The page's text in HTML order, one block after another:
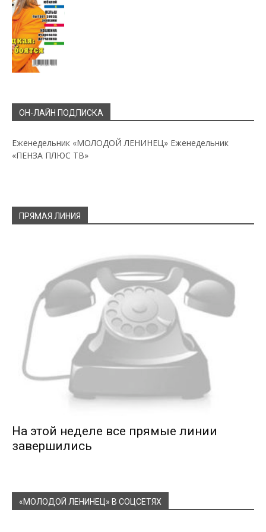
ОН-ЛАЙН ПОДПИСКА
Еженедельник «МОЛОДОЙ ЛЕНИНЕЦ» Еженедельник
«ПЕНЗА ПЛЮС ТВ»
ПРЯМАЯ ЛИНИЯ
На этой неделе все прямые линии
завершились
«МОЛОДОЙ ЛЕНИНЕЦ» В СОЦСЕТЯХ